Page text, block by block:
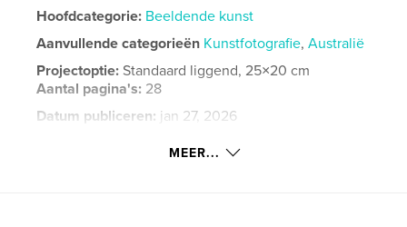
Hoofdcategorie: Beeldende kunst
Aanvullende categorieën Kunstfotografie,Australië
Projectoptie: Standaard liggend, 25×20 cm
Aantal pagina's: 28
Datum publiceren: jan 27, 2026
MEER...